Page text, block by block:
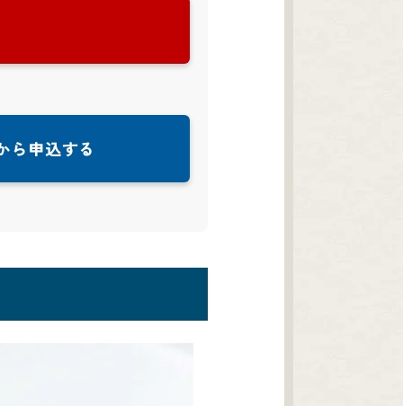
ら申込する